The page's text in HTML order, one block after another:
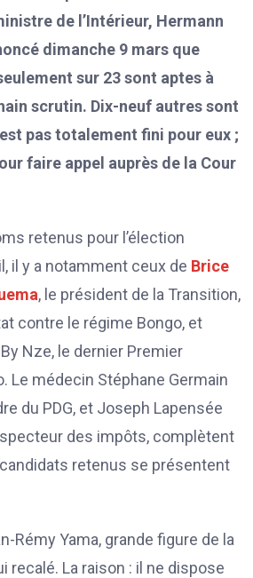
de l’Intérieur, Hermann
dimanche 9 mars que
sur 23 sont aptes à
scrutin. Dix-neuf autres sont
pas totalement fini pour eux ;
faire appel auprès de la Cour
retenus pour l’élection
il y a notamment ceux de Brice
, le président de la Transition,
contre le régime Bongo, et
By Nze, le dernier Premier
Le médecin Stéphane Germain
du PDG, et Joseph Lapensée
des impôts, complètent
retenus se présentent
Rémy Yama, grande figure de la
recalé. La raison : il ne dispose